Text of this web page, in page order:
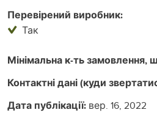
Перевірений виробник:
Так
Мінімальна к-ть замовлення,
Контактні дані (куди
Дата публікації: вер. 16, 2022